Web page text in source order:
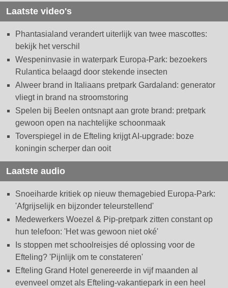
Laatste video's
Phantasialand verandert uiterlijk van twee mascottes:
bekijk het verschil
Wespeninvasie in waterpark Europa-Park: bezoekers
Rulantica belaagd door stekende insecten
Alweer brand in Italiaans pretpark Gardaland: generator
vliegt in brand na stroomstoring
Spelen bij Beelen ontsnapt aan grote brand: pretpark
gewoon open na nachtelijke schoonmaak
Toverspiegel in de Efteling krijgt AI-upgrade: boze
koningin scherper dan ooit
Laatste audio
Snoeiharde kritiek op nieuw themagebied Europa-Park:
'Afgrijselijk en bijzonder teleurstellend'
Medewerkers Woezel & Pip-pretpark zitten constant op
hun telefoon: 'Het was gewoon niet oké'
Is stoppen met schoolreisjes dé oplossing voor de
Efteling? 'Pijnlijk om te constateren'
Efteling Grand Hotel genereerde in vijf maanden al
evenveel omzet als Efteling-vakantiepark in een heel